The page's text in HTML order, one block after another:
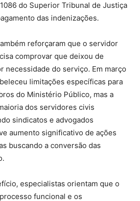
do Superior Tribunal de Justiça
das indenizações.
reforçaram que o servidor
comprovar que deixou de
necessidade do serviço. Em março
limitações específicas para
do Ministério Público, mas a
dos servidores civis
sindicatos e advogados
aumento significativo de ações
buscando a conversão das
especialistas orientam que o
funcional e os